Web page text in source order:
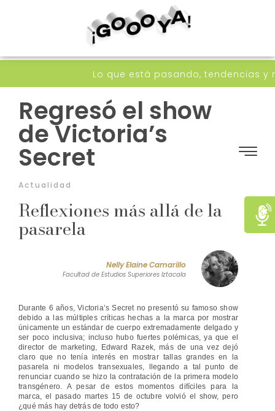
Lo que está pasando, tendencias y
Regresó el show
de Victoria’s
Secret
Actualidad
Reflexiones más allá de la
pasarela
Nelly Elaine Camarillo
Facultad de Estudios Superiores Iztacala
Durante 6 años, Victoria’s Secret no presentó su famoso show
debido a las múltiples críticas hechas a la marca por mostrar
únicamente un estándar de cuerpo extremadamente delgado y
ser poco inclusiva; incluso hubo fuertes polémicas, ya que el
director de marketing, Edward Razek, más de una vez dejó
claro que no tenía interés en mostrar tallas grandes en la
pasarela ni modelos transexuales, llegando a tal punto de
renunciar cuando se hizo la contratación de la primera modelo
transgénero. A pesar de estos momentos difíciles para la
marca, el pasado martes 15 de octubre volvió el show, pero
¿qué más hay detrás de todo esto?